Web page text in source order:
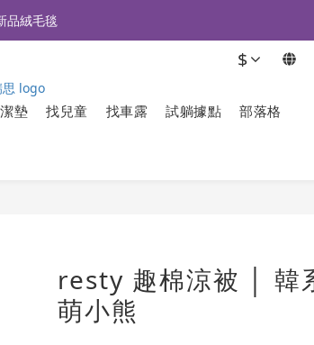
即贈〈 購物金 〉
品絨毛毯
$
墊 找兒童 找車露 試躺據點 部落格
resty 趣棉涼被 │ 韓
萌小熊